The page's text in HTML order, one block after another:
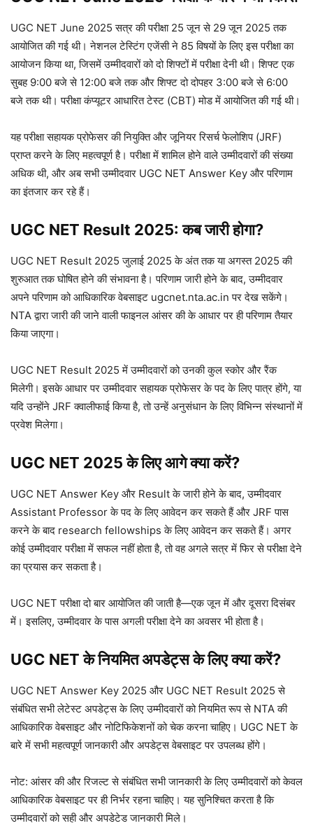
UGC NET June 2025 सत्र की परीक्षा 25 जून से 29 जून 2025 तक
आयोजित की गई थी। नेशनल टेस्टिंग एजेंसी ने 85 विषयों के लिए इस परीक्षा का
आयोजन किया था, जिसमें उम्मीदवारों को दो शिफ्टों में परीक्षा देनी थी। शिफ्ट एक
सुबह 9:00 बजे से 12:00 बजे तक और शिफ्ट दो दोपहर 3:00 बजे से 6:00
बजे तक थी। परीक्षा कंप्यूटर आधारित टेस्ट (CBT) मोड में आयोजित की गई थी।
यह परीक्षा सहायक प्रोफेसर की नियुक्ति और जूनियर रिसर्च फेलोशिप (JRF)
प्राप्त करने के लिए महत्वपूर्ण है। परीक्षा में शामिल होने वाले उम्मीदवारों की संख्या
अधिक थी, और अब सभी उम्मीदवार UGC NET Answer Key और परिणाम
का इंतजार कर रहे हैं।
UGC NET Result 2025: कब जारी होगा?
UGC NET Result 2025 जुलाई 2025 के अंत तक या अगस्त 2025 की
शुरुआत तक घोषित होने की संभावना है। परिणाम जारी होने के बाद, उम्मीदवार
अपने परिणाम को आधिकारिक वेबसाइट ugcnet.nta.ac.in पर देख सकेंगे।
NTA द्वारा जारी की जाने वाली फाइनल आंसर की के आधार पर ही परिणाम तैयार
किया जाएगा।
UGC NET Result 2025 में उम्मीदवारों को उनकी कुल स्कोर और रैंक
मिलेगी। इसके आधार पर उम्मीदवार सहायक प्रोफेसर के पद के लिए पात्र होंगे, या
यदि उन्होंने JRF क्वालीफाई किया है, तो उन्हें अनुसंधान के लिए विभिन्न संस्थानों में
प्रवेश मिलेगा।
UGC NET 2025 के लिए आगे क्या करें?
UGC NET Answer Key और Result के जारी होने के बाद, उम्मीदवार
Assistant Professor के पद के लिए आवेदन कर सकते हैं और JRF पास
करने के बाद research fellowships के लिए आवेदन कर सकते हैं। अगर
कोई उम्मीदवार परीक्षा में सफल नहीं होता है, तो वह अगले सत्र में फिर से परीक्षा देने
का प्रयास कर सकता है।
UGC NET परीक्षा दो बार आयोजित की जाती है—एक जून में और दूसरा दिसंबर
में। इसलिए, उम्मीदवार के पास अगली परीक्षा देने का अवसर भी होता है।
UGC NET के नियमित अपडेट्स के लिए क्या करें?
UGC NET Answer Key 2025 और UGC NET Result 2025 से
संबंधित सभी लेटेस्ट अपडेट्स के लिए उम्मीदवारों को नियमित रूप से NTA की
आधिकारिक वेबसाइट और नोटिफिकेशनों को चेक करना चाहिए। UGC NET के
बारे में सभी महत्वपूर्ण जानकारी और अपडेट्स वेबसाइट पर उपलब्ध होंगे।
नोट: आंसर की और रिजल्ट से संबंधित सभी जानकारी के लिए उम्मीदवारों को केवल
आधिकारिक वेबसाइट पर ही निर्भर रहना चाहिए। यह सुनिश्चित करता है कि
उम्मीदवारों को सही और अपडेटेड जानकारी मिले।